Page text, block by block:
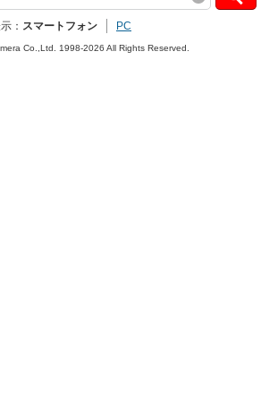
： スマートフォン PC
Co.,Ltd. 1998-2026 All Rights Reserved.